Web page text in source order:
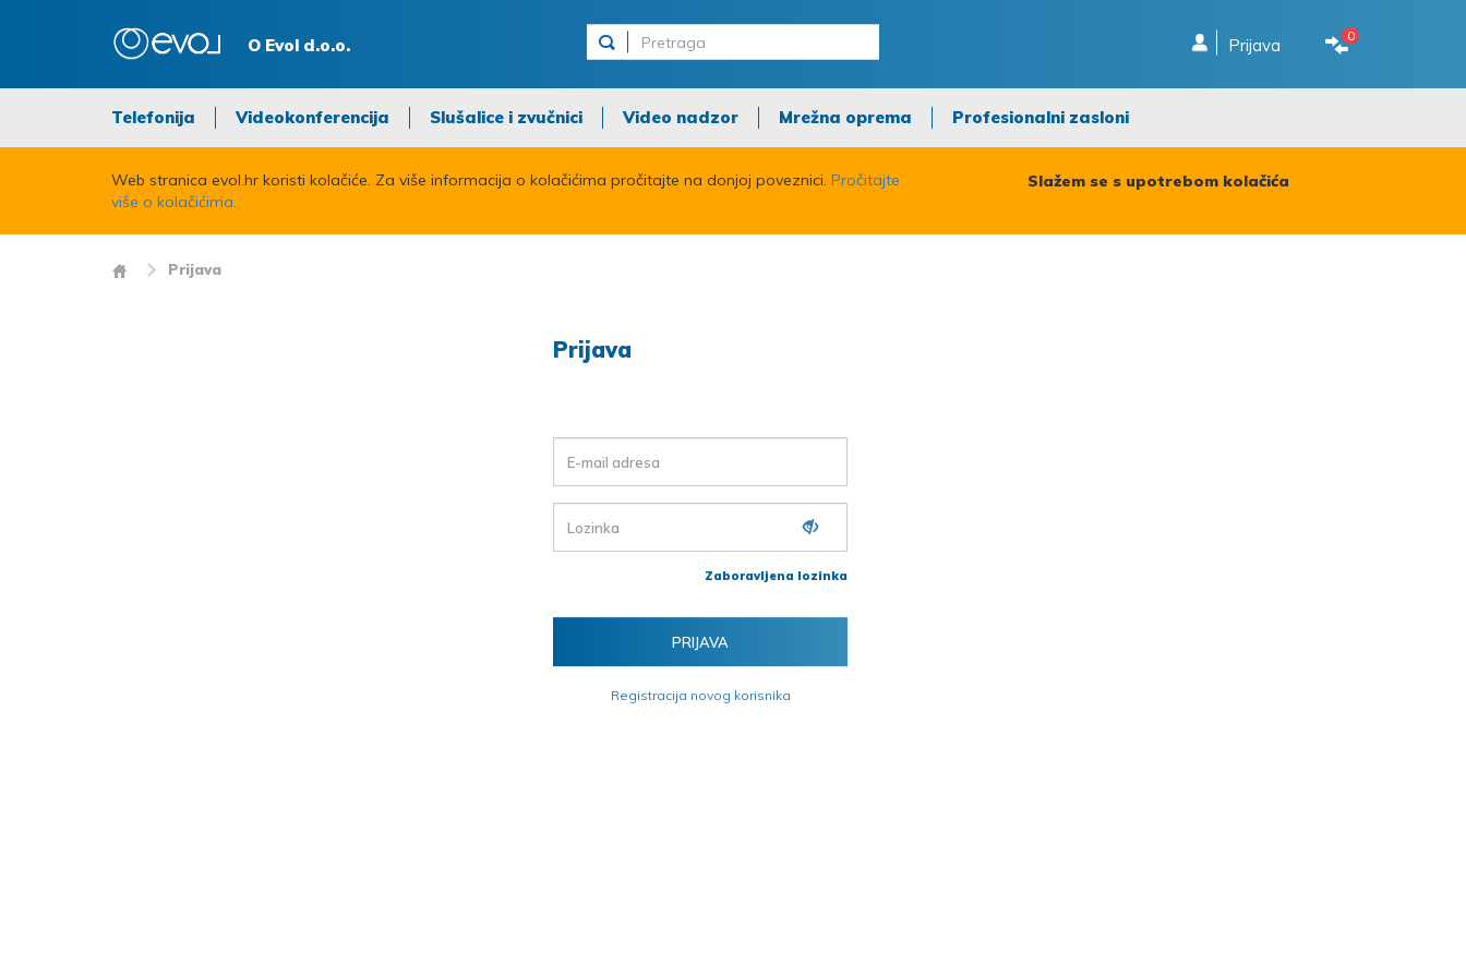
O Evol d.o.o. Prijava 0
Telefonija Videokonferencija Slušalice i zvučnici Video nadzor Mrežna oprema Profesionalni zasloni
Web stranica evol.hr koristi kolačiće. Za više informacija o kolačićima pročitajte na donjoj poveznici. Pročitajte
više o kolačićima.
Slažem se s upotrebom kolačića
Prijava
Prijava
Zaboravljena lozinka
Registracija novog korisnika